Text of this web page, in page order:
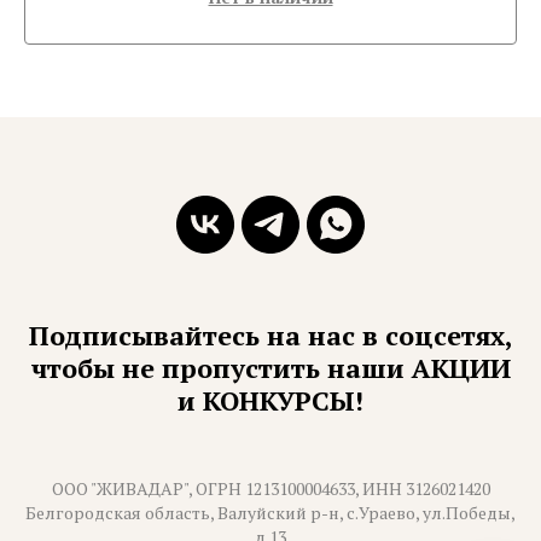
Подписывайтесь на нас в соцсетях,
чтобы не пропустить наши АКЦИИ
и КОНКУРСЫ!
ООО "ЖИВАДАР", ОГРН 1213100004633, ИНН 3126021420
Белгородская область, Валуйский р-н, с.Ураево, ул.Победы,
д.13